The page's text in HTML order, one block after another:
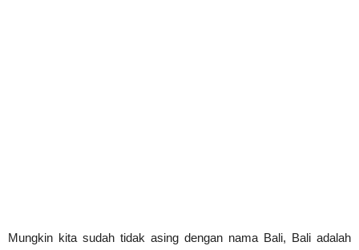
Mungkin kita sudah tidak asing dengan nama Bali, Bali adalah